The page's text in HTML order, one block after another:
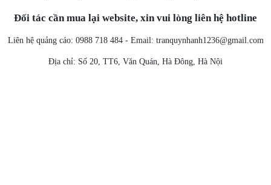
Đối tác cần mua lại website, xin vui lòng liên hệ hotline
Liên hệ quảng cáo: 0988 718 484 - Email: tranquynhanh1236@gmail.com
Địa chỉ: Số 20, TT6, Văn Quán, Hà Đông, Hà Nội